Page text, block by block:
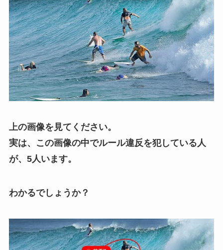
上の画像を見てください。
実は、この画像の中でルール違反を犯している人
が、5人います。
わかるでしょうか？